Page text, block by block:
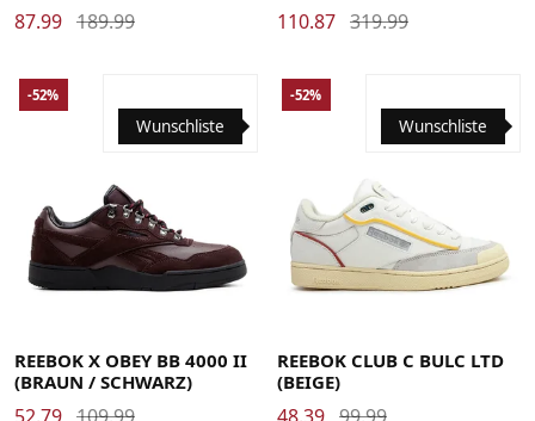
87.99 189.99 110.87 319.99
3636.537.538.5394040.541
Wunschliste
-52%
REEBOK X OBEY BB 4000 II
(BRAUN / SCHWARZ)
52.79 109.99
37.538.5394040.5414242.5
Wunschliste
-52%
REEBOK CLUB C BULC LTD
(BEIGE)
48.39 99.99